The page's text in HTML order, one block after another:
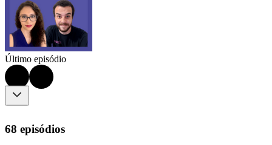
Último episódio
68 episódios